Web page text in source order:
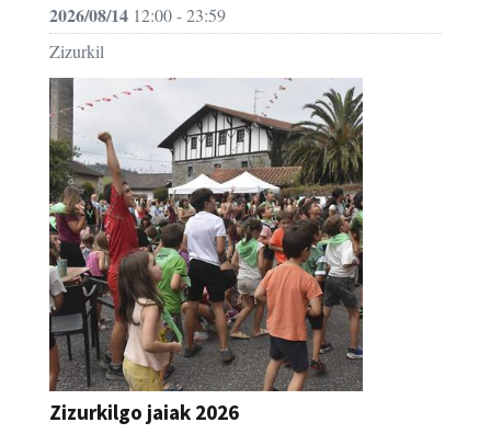
2026/08/14 12:00 - 23:59
Zizurkil
Zizurkilgo jaiak 2026